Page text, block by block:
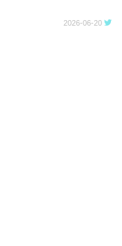
2026-06-20